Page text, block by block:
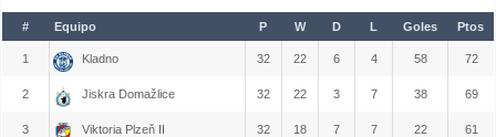
# Equipo P W D L Goles Ptos
1 Kladno 32 22 6 4 58 72
2 Jiskra Domažlice 32 22 3 7 38 69
3 Viktoria Plzeň II 32 18 7 7 22 61